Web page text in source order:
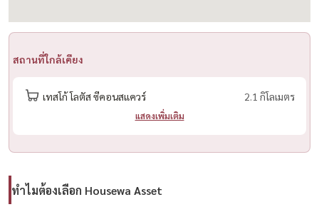
– 2 ห้องครัว: ครัวไทยในร่มและต่อเติมพร้อมเตาแก๊สและเครื่องระบาย
– ต่อเติมหลังคาโรงรถพร้อมฐานรากเสาเข็ม จอดรถได้ 2–3 คัน
– กันสาดหน้าและหลังพร้อมฐานรากโครงสร้าง
帕塔纳卡恩城
สถานที่ใกล้เคียง
เทสโก้ โลตัส ซีคอนสแควร์ 2.1 กิโลเมตร
แสดงเพิ่มเติม
ทำไมต้องเลือก Housewa Asset